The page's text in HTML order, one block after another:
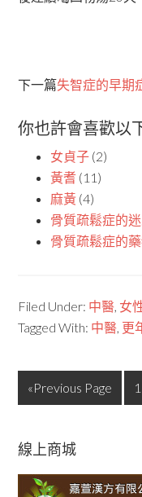
下一篇失智症的早期
你也許會喜歡以
女貞子 (2)
黃耆 (11)
麻黃 (4)
骨質疏鬆症的迷
骨質疏鬆症的
Filed Under: 中醫, 女
Tagged With: 中醫, 更
«Previous Page 1
線上商城